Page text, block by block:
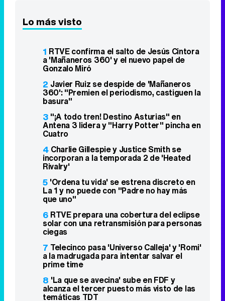
Lo más visto
1 RTVE confirma el salto de Jesús Cintora
a 'Mañaneros 360' y el nuevo papel de
Gonzalo Miró
2 Javier Ruiz se despide de 'Mañaneros
360': "Premien el periodismo, castiguen la
basura"
3 "¡A todo tren! Destino Asturias" en
Antena 3 lidera y "Harry Potter" pincha en
Cuatro
4 Charlie Gillespie y Justice Smith se
incorporan a la temporada 2 de 'Heated
Rivalry'
5 'Ordena tu vida' se estrena discreto en
La 1 y no puede con "Padre no hay más
que uno"
6 RTVE prepara una cobertura del eclipse
solar con una retransmisión para personas
ciegas
7 Telecinco pasa 'Universo Calleja' y 'Romi'
a la madrugada para intentar salvar el
prime time
8 'La que se avecina' sube en FDF y
alcanza el tercer puesto más visto de las
temáticas TDT